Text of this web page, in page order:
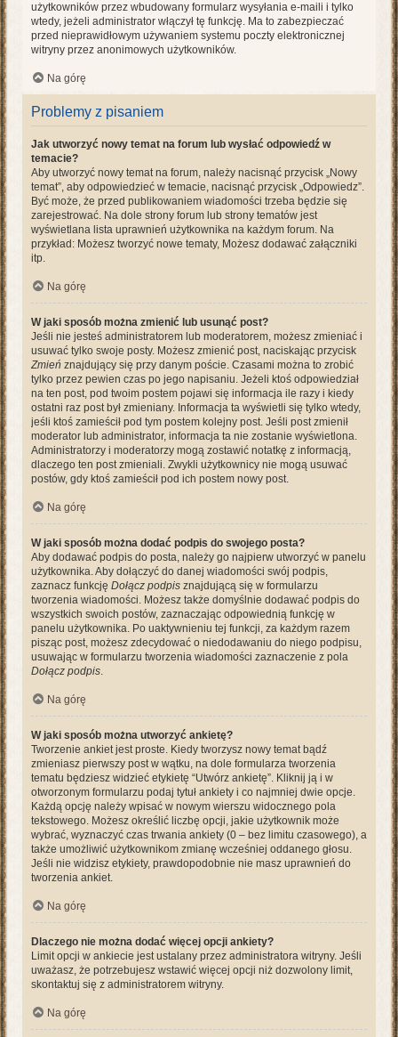
użytkowników przez wbudowany formularz wysyłania e-maili i tylko
wtedy, jeżeli administrator włączył tę funkcję. Ma to zabezpieczać
przed nieprawidłowym używaniem systemu poczty elektronicznej
witryny przez anonimowych użytkowników.
Na górę
Problemy z pisaniem
Jak utworzyć nowy temat na forum lub wysłać odpowiedź w
temacie?
Aby utworzyć nowy temat na forum, należy nacisnąć przycisk „Nowy
temat”, aby odpowiedzieć w temacie, nacisnąć przycisk „Odpowiedz”.
Być może, że przed publikowaniem wiadomości trzeba będzie się
zarejestrować. Na dole strony forum lub strony tematów jest
wyświetlana lista uprawnień użytkownika na każdym forum. Na
przykład: Możesz tworzyć nowe tematy, Możesz dodawać załączniki
itp.
Na górę
W jaki sposób można zmienić lub usunąć post?
Jeśli nie jesteś administratorem lub moderatorem, możesz zmieniać i
usuwać tylko swoje posty. Możesz zmienić post, naciskając przycisk
Zmień znajdujący się przy danym poście. Czasami można to zrobić
tylko przez pewien czas po jego napisaniu. Jeżeli ktoś odpowiedział
na ten post, pod twoim postem pojawi się informacja ile razy i kiedy
ostatni raz post był zmieniany. Informacja ta wyświetli się tylko wtedy,
jeśli ktoś zamieścił pod tym postem kolejny post. Jeśli post zmienił
moderator lub administrator, informacja ta nie zostanie wyświetlona.
Administratorzy i moderatorzy mogą zostawić notatkę z informacją,
dlaczego ten post zmieniali. Zwykli użytkownicy nie mogą usuwać
postów, gdy ktoś zamieścił pod ich postem nowy post.
Na górę
W jaki sposób można dodać podpis do swojego posta?
Aby dodawać podpis do posta, należy go najpierw utworzyć w panelu
użytkownika. Aby dołączyć do danej wiadomości swój podpis,
zaznacz funkcję Dołącz podpis znajdującą się w formularzu
tworzenia wiadomości. Możesz także domyślnie dodawać podpis do
wszystkich swoich postów, zaznaczając odpowiednią funkcję w
panelu użytkownika. Po uaktywnieniu tej funkcji, za każdym razem
pisząc post, możesz zdecydować o niedodawaniu do niego podpisu,
usuwając w formularzu tworzenia wiadomości zaznaczenie z pola
Dołącz podpis.
Na górę
W jaki sposób można utworzyć ankietę?
Tworzenie ankiet jest proste. Kiedy tworzysz nowy temat bądź
zmieniasz pierwszy post w wątku, na dole formularza tworzenia
tematu będziesz widzieć etykietę “Utwórz ankietę”. Kliknij ją i w
otworzonym formularzu podaj tytuł ankiety i co najmniej dwie opcje.
Każdą opcję należy wpisać w nowym wierszu widocznego pola
tekstowego. Możesz określić liczbę opcji, jakie użytkownik może
wybrać, wyznaczyć czas trwania ankiety (0 – bez limitu czasowego), a
także umożliwić użytkownikom zmianę wcześniej oddanego głosu.
Jeśli nie widzisz etykiety, prawdopodobnie nie masz uprawnień do
tworzenia ankiet.
Na górę
Dlaczego nie można dodać więcej opcji ankiety?
Limit opcji w ankiecie jest ustalany przez administratora witryny. Jeśli
uważasz, że potrzebujesz wstawić więcej opcji niż dozwolony limit,
skontaktuj się z administratorem witryny.
Na górę